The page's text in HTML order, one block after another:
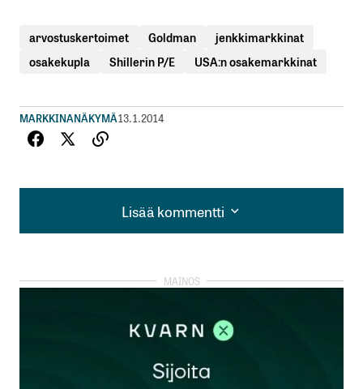
arvostuskertoimet Goldman
jenkkimarkkinat
osakekupla
Shillerin P/E USA:n osakemarkkinat
MARKKINANÄKYMÄ13.1.2014
Lisää kommentti
Lisää kommentti
kirjautua
rekisteröityä